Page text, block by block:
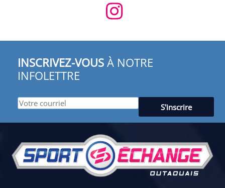
INSCRIVEZ-VOUS À NOTRE
INFOLETTRE